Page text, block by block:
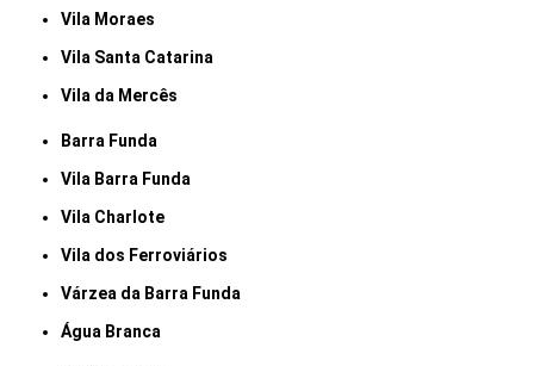
Vila Moraes
Vila Santa Catarina
Vila da Mercês
Barra Funda
Vila Barra Funda
Vila Charlote
Vila dos Ferroviários
Várzea da Barra Funda
Água Branca